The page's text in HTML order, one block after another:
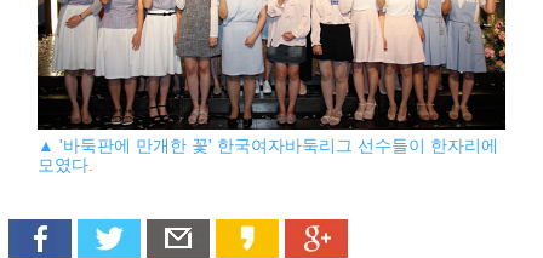
▲ '바둑판에 만개한 꽃' 한국여자바둑리그 선수들이 한자리에
모였다.